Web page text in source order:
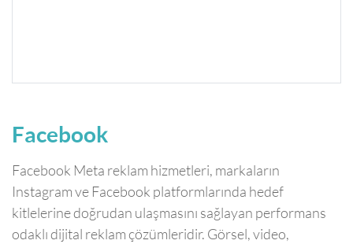
Facebook
Facebook Meta reklam hizmetleri, markaların
Instagram ve Facebook platformlarında hedef
kitlelerine doğrudan ulaşmasını sağlayan performans
odaklı dijital reklam çözümleridir. Görsel, video,